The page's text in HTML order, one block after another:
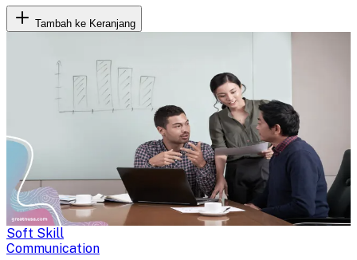
Tambah ke Keranjang
Soft Skill
Communication